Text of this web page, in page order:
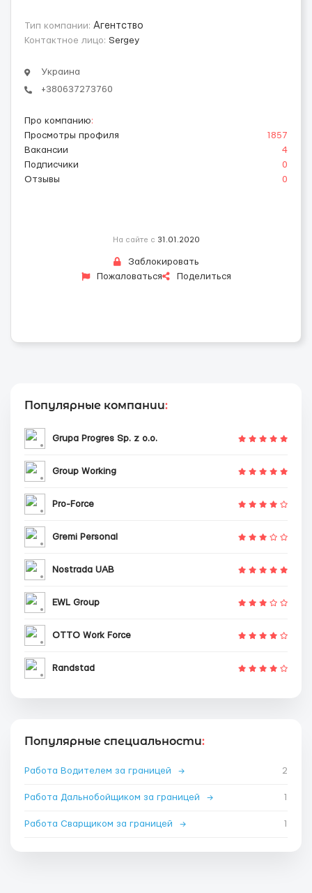
Тип компании: Агентство
Контактное лицо: Sergey
Украина
+380637273760
Про компанию:
Просмотры профиля
1857
Вакансии
4
Подписчики
0
Отзывы
0
На сайте с 31.01.2020
Заблокировать
Пожаловаться
Поделиться
Популярные компании:
Grupa Progres Sp. z o.o.
Group Working
Pro-Force
Gremi Personal
Nostrada UAB
EWL Group
OTTO Work Force
Randstad
Популярные специальности:
Работа Водителем за границей → 2
Работа Дальнобойщиком за границей → 1
Работа Сварщиком за границей → 1